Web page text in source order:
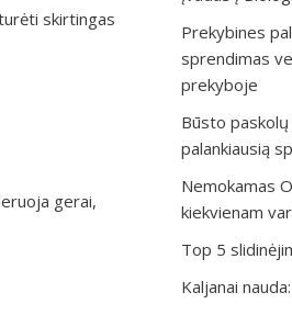
skirtingas
gerai,
Prekybines
sprendimas
prekyboje
Būsto paskolų
palankiausią
Nemokamas
kiekvienam
Top 5
Kaljanai